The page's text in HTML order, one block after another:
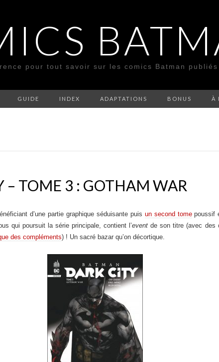
pour tout savoir sur les comics Batman publiés
GUIDE INDEX ADAPTATIONS BONUS À
– TOME 3 : GOTHAM WAR
d’une partie graphique séduisante puis un second tomepoussif
qui poursuit la série principale, contient l’event de son titre (avec des
des compléments) ! Un sacré bazar qu’on décortique.